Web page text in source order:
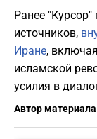
Ранее
источников,
Иране,
исламской
усилия в
Автор материала